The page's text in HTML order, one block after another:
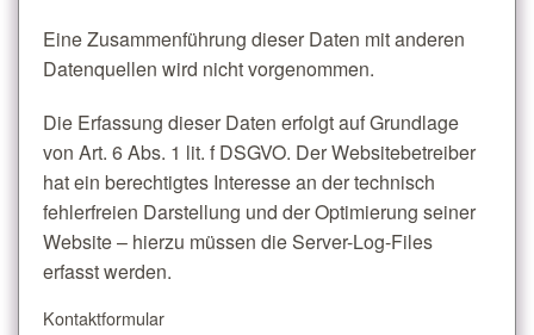
Eine Zusammenführung dieser Daten mit anderen
Datenquellen wird nicht vorgenommen.
Die Erfassung dieser Daten erfolgt auf Grundlage
von Art. 6 Abs. 1 lit. f DSGVO. Der Websitebetreiber
hat ein berechtigtes Interesse an der technisch
fehlerfreien Darstellung und der Optimierung seiner
Website – hierzu müssen die Server-Log-Files
erfasst werden.
Kontaktformular